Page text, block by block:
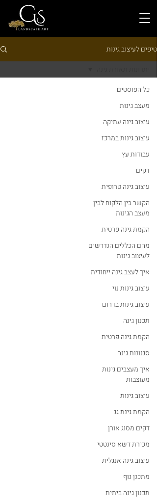
טיפים לעיצוב גינות
כל הפוסטים
מעצב גינות
עיצוב גינה עתיקה
עיצוב גינות במרכז
עבודות עץ
דקים
עיצוב גינה טרופית
הקשר בין הלקוח לבין
מעצב הגינות
הקמת גינה פרטית
מהם הכללים הנדרשים
לעיצוב גינות
איך לעצב גינה ייחודית
עיצוב גינות נוי
עיצוב גינות בדרום
תכנון גינה
הקמת גינה פרטית
סגנונות גינה
איך מעצבים גינות
מעוצבות
עיצוב גינות
הקמת גינת גג
דקים מסוג אורן
מכירת דשא סינטטי
עיצוב גינה אנגלית
מתכנן נוף
תכנון גינה ביתית